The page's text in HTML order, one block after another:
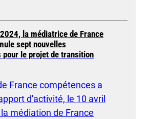
la médiatrice de France
sept nouvelles
pour le projet de transition
France compétences a
d'activité, le 10 avril
médiation de France